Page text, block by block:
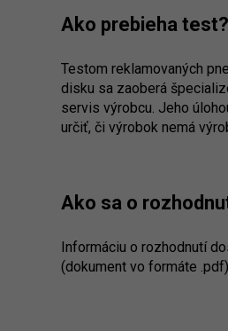
Ako prebieha test?
Testom reklamovaných
disku sa zaoberá
servis výrobcu. Jeho
určiť, či výrobok nemá
Ako sa o
Informáciu o rozhodnutí
(dokument vo formáte